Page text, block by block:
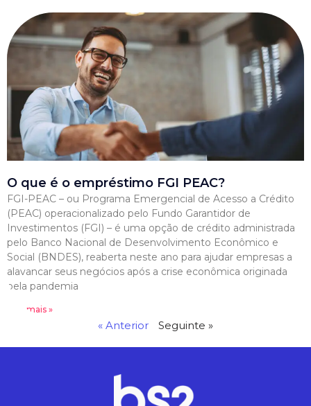
O que é o empréstimo FGI PEAC?
FGI-PEAC – ou Programa Emergencial de Acesso a Crédito
(PEAC) operacionalizado pelo Fundo Garantidor de
Investimentos (FGI) – é uma opção de crédito administrada
pelo Banco Nacional de Desenvolvimento Econômico e
Social (BNDES), reaberta neste ano para ajudar empresas a
alavancar seus negócios após a crise econômica originada
pela pandemia
Leia mais »
« Anterior Seguinte »